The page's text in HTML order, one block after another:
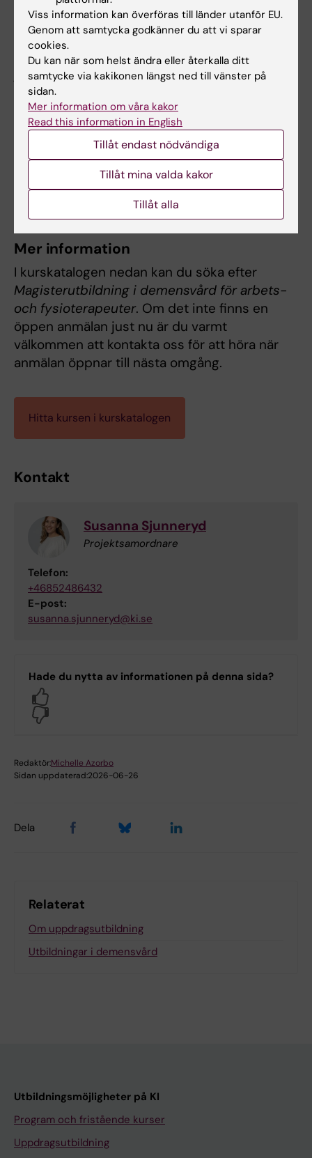
situationer och hur dessa situationer hanteras
av undersköterskor. Resultatet från min studie
har jag redan börjat sprida i min kommun och
jag tycker att det är ett ämne som måste
komma på tal dagligen, inte bara när
problemet uppstår utan som ett
grundläggande behov. Genom att använda
mig av fokusgruppsintervjuer har jag lärt mig
hur en sådan metod ska genomföras, och det
har väckt mitt intresse att studera mer kring
Mer information
I kurskatalogen nedan kan du söka efter
Magisterutbildning i demensvård för arbets-
och fysioterapeuter. Om det inte finns en
öppen anmälan just nu är du varmt
välkommen att kontakta oss för att höra när
anmälan öppnar till nästa omgång.
Hitta kursen i kurskatalogen
Kontakt
Susanna Sjunneryd
Projektsamordnare
Telefon:
+46852486432
E-post:
susanna.sjunneryd@ki.se
Hade du nytta av informationen på denna sida?
Redaktör:Michelle Azorbo
Sidan uppdaterad:2026-06-26
Dela
Relaterat
Om uppdragsutbildning
Utbildningar i demensvård
Utbildningsmöjligheter på KI
Program och fristående kurser
Uppdragsutbildning
Viss information kan överföras till länder utanför EU.
Genom att samtycka godkänner du att vi sparar
cookies.
Du kan när som helst ändra eller återkalla ditt
samtycke via kakikonen längst ned till vänster på
sidan.
Mer information om våra kakor
Read this information in English
Tillåt endast nödvändiga
Tillåt mina valda kakor
Tillåt alla